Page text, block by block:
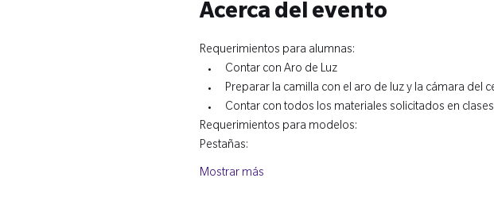
Acerca del evento
Requerimientos para alumnas:
Contar con Aro de Luz
Preparar la camilla con el aro de luz y la cámara del
Contar con todos los materiales solicitados en
Requerimientos para modelos:
Pestañas:
Mostrar más